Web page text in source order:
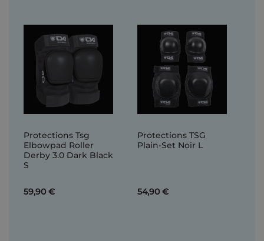
Protections Tsg
Elbowpad Roller
Derby 3.0 Dark Black
S
59,90 €
Protections TSG
Plain-Set Noir L
54,90 €